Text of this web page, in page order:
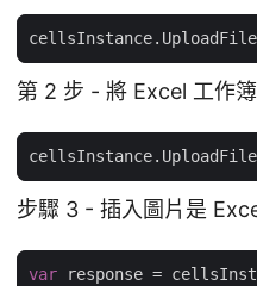
第 2 步 - 將 Excel 工作
步驟 3 - 插入圖片是
var response =